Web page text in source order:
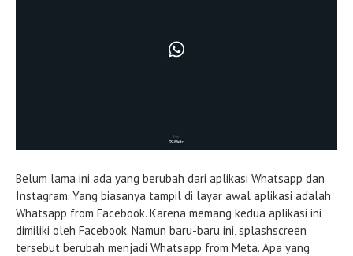
Belum lama ini ada yang berubah dari aplikasi Whatsapp dan
Instagram. Yang biasanya tampil di layar awal aplikasi adalah
Whatsapp from Facebook. Karena memang kedua aplikasi ini
dimiliki oleh Facebook. Namun baru-baru ini, splashscreen
tersebut berubah menjadi Whatsapp from Meta. Apa yang